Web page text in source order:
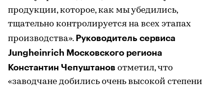
продукции, которое, как мы убедились,
тщательно контролируется на всех этапах
производства». Руководитель сервиса
Jungheinrich Московского региона
Константин Чепуштанов отметил, что
«заводчане добились очень высокой степени